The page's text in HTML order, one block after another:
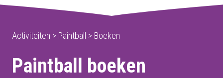
Activiteiten > Paintball > Boeken
Paintball boeken